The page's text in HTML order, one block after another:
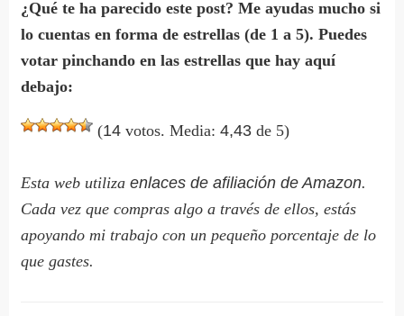
¿Qué te ha parecido este post? Me ayudas mucho si
lo cuentas en forma de estrellas (de 1 a 5). Puedes
votar pinchando en las estrellas que hay aquí
debajo:
(14 votos. Media:4,43 de 5)
Esta web utilizaenlaces de afiliación de Amazon.
Cada vez que compras algo a través de ellos, estás
apoyando mi trabajo con un pequeño porcentaje de lo
que gastes.